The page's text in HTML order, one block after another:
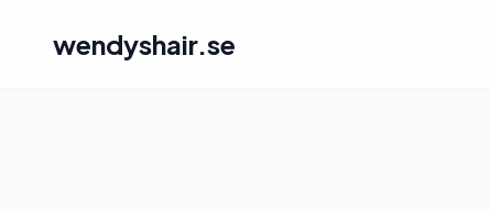
wendyshair.se